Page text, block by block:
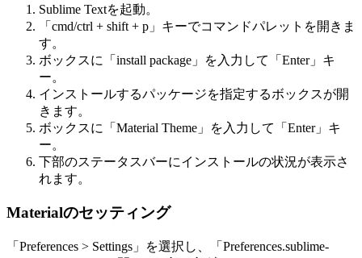
Sublime Textを起動。
「cmd/ctrl + shift + p」キーでコマンドパレットを開きま
す。
ボックスに「install package」を入力して「Enter」キ
ー。
インストールするパッケージを指定するボックスが開
きます。
ボックスに「Material Theme」を入力して「Enter」キ
ー。
下部のステータスバーにインストールの状況が表示さ
れます。
Materialのセッティング
「Preferences > Settings」を選択し、「Preferences.sublime-